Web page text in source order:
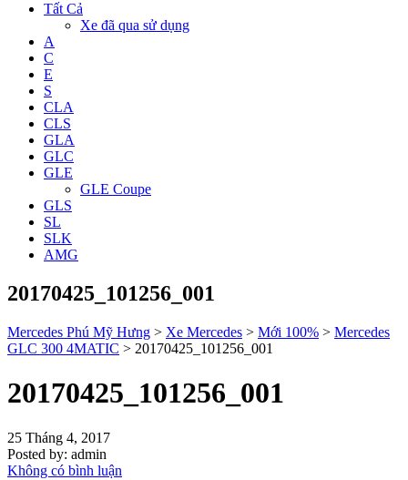
Tất Cả
Xe đã qua sử dụng
A
C
E
S
CLA
CLS
GLA
GLC
GLE
GLE Coupe
GLS
SL
SLK
AMG
20170425_101256_001
Mercedes Phú Mỹ Hưng > Xe Mercedes > Mới 100% > Mercedes
GLC 300 4MATIC > 20170425_101256_001
20170425_101256_001
25 Tháng 4, 2017
Posted by: admin
Không có bình luận